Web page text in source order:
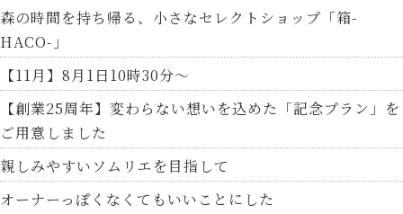
森の時間を持ち帰る、小さなセレクトショップ「箱-
HACO-」
【11月】8月1日10時30分～
【創業25周年】変わらない想いを込めた「記念プラン」を
ご用意しました
親しみやすいソムリエを目指して
オーナーっぽくなくてもいいことにした